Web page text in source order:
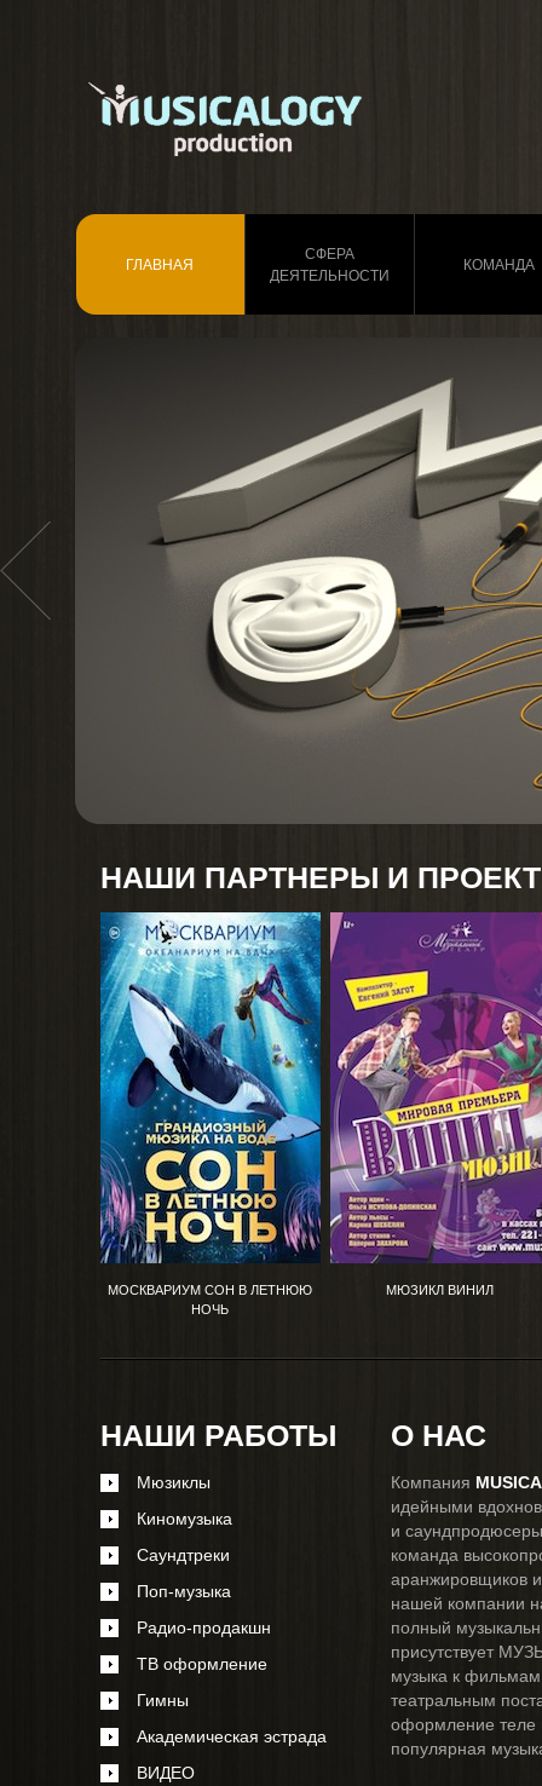
ГЛАВНАЯ
СФЕРА
ДЕЯТЕЛЬНОСТИ
КОМАНДА
НАШИ ПАРТНЕРЫ И
МОСКВАРИУМ СОН В ЛЕТНЮЮ
НОЧЬ
МЮЗИКЛ ВИНИЛ
НАШИ РАБОТЫ
Мюзиклы
Киномузыка
Саундтреки
Поп-музыка
Радио-продакшн
ТВ оформление
Гимны
Академическая эстрада
ВИДЕО
О НАС
Компания
идейными
и
команда
аранжировщиков
нашей компании
полный
присутствует
музыка к
театральным
оформление теле
популярная